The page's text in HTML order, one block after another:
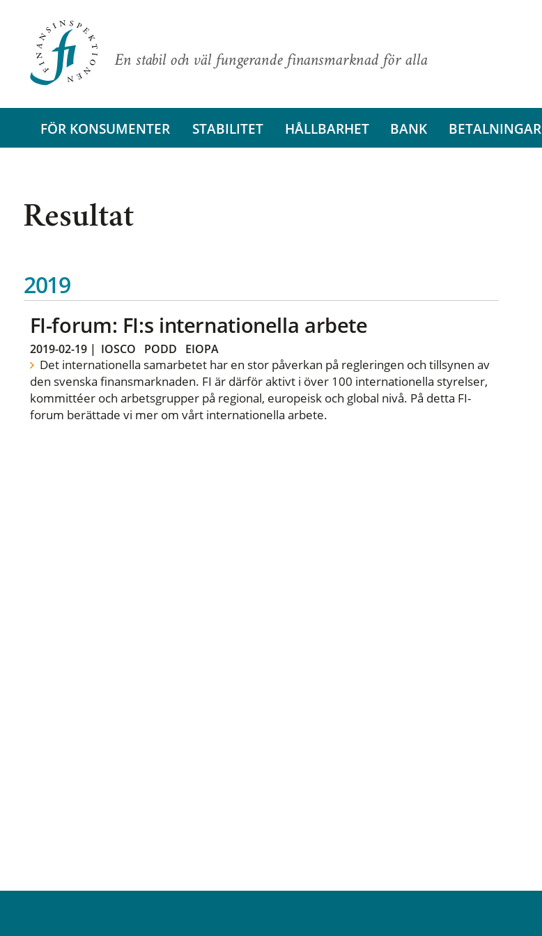
En stabil och väl fungerande finansmarknad för alla
FÖR KONSUMENTER STABILITET HÅLLBARHET BANK BETALNINGAR
Resultat
2019
FI-forum: FI:s internationella arbete
2019-02-19| IOSCO PODD EIOPA
Det internationella samarbetet har en stor påverkan på regleringen och tillsynen av
den svenska finansmarknaden. FI är därför aktivt i över 100 internationella styrelser,
kommittéer och arbetsgrupper på regional, europeisk och global nivå. På detta FI-
forum berättade vi mer om vårt internationella arbete.